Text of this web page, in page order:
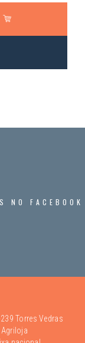
NO FACEBOOK
Torres Vedras
Agriloja